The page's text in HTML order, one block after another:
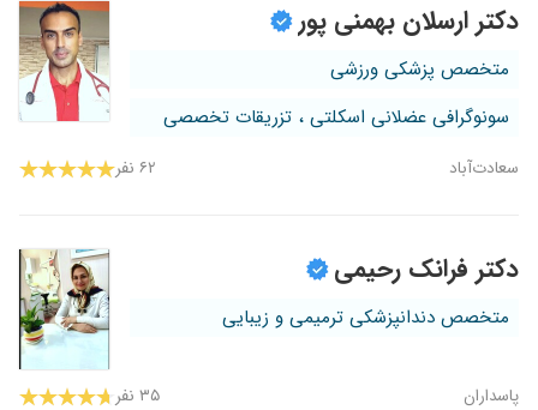
دکتر ارسلان بهمنی پور
متخصص پزشکی ورزشی
سونوگرافی عضلانی اسکلتی ، تزریقات تخصصی
سعادت‌آباد ۶۲ نفر
دکتر فرانک رحیمی
متخصص دندانپزشکی ترمیمی و زیبایی
پاسداران ۳۵ نفر